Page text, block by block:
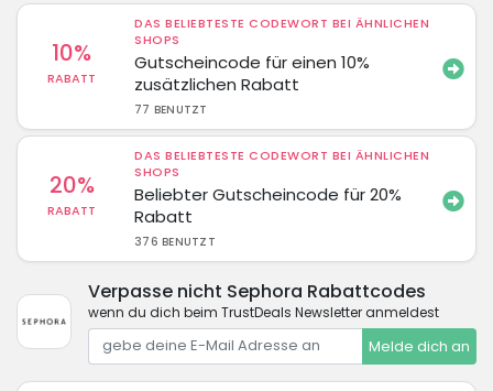
10%
RABATT
DAS BELIEBTESTE CODEWORT BEI ÄHNLICHEN
SHOPS
Gutscheincode für einen 10%
zusätzlichen Rabatt
77 BENUTZT
20%
RABATT
DAS BELIEBTESTE CODEWORT BEI ÄHNLICHEN
SHOPS
Beliebter Gutscheincode für 20%
Rabatt
376 BENUTZT
Verpasse nicht Sephora Rabattcodes
wenn du dich beim TrustDeals Newsletter anmeldest
Melde dich an